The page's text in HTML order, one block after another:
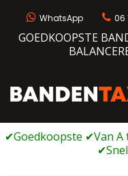
WhatsApp 06
GOEDKOOPSTE